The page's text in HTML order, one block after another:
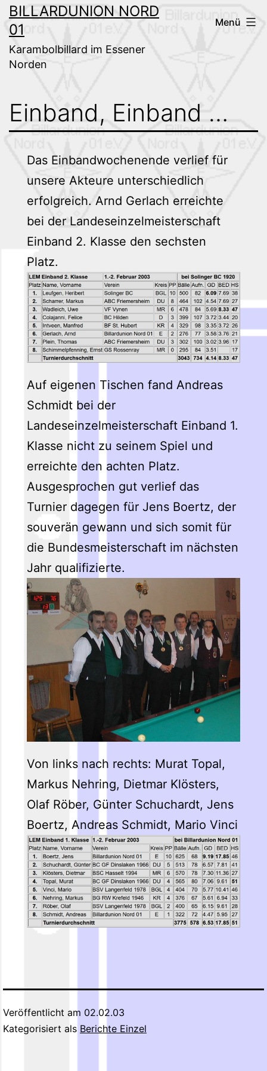
Zum
Inhalt
springen
BILLARDUNION NORD
01
Karambolbillard im Essener
Norden
Menü
Einband, Einband …
Das Einbandwochenende verlief für
unsere Akteure unterschiedlich
erfolgreich. Arnd Gerlach erreichte
bei der Landeseinzelmeisterschaft
Einband 2. Klasse den sechsten
Platz.
Auf eigenen Tischen fand Andreas
Schmidt bei der
Landeseinzelmeisterschaft Einband 1.
Klasse nicht zu seinem Spiel und
erreichte den achten Platz.
Ausgesprochen gut verlief das
Turnier dagegen für Jens Boertz, der
souverän gewann und sich somit für
die Bundesmeisterschaft im nächsten
Jahr qualifizierte.
Von links nach rechts: Murat Topal,
Markus Nehring, Dietmar Klösters,
Olaf Röber, Günter Schuchardt, Jens
Boertz, Andreas Schmidt, Mario Vinci
Veröffentlicht am 02.02.03
Kategorisiert als Berichte Einzel